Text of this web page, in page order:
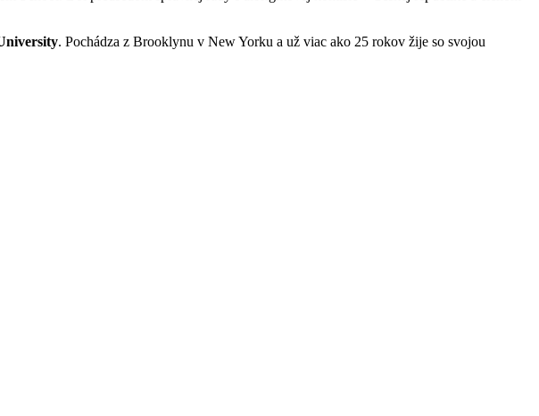
. Pochádza z Brooklynu v New Yorku a už viac ako 25 rokov žije so svojou